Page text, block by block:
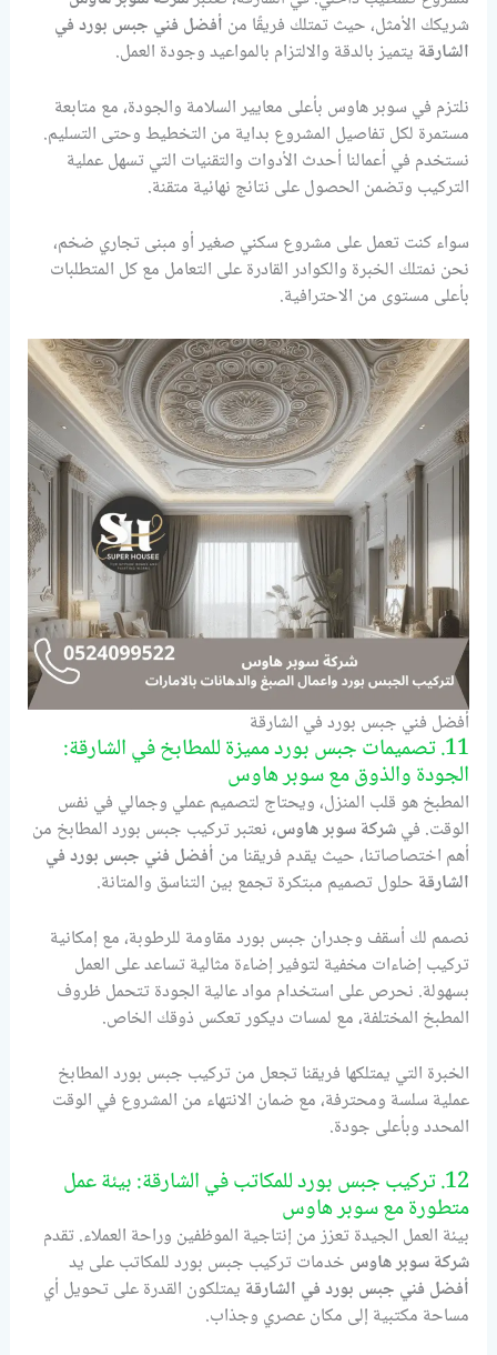
شريكك الأمثل، حيث تمتلك فريقًا من أفضل فني جبس بورد في
الشارقة يتميز بالدقة والالتزام بالمواعيد وجودة العمل.
نلتزم في سوبر هاوس بأعلى معايير السلامة والجودة، مع متابعة
مستمرة لكل تفاصيل المشروع بداية من التخطيط وحتى التسليم.
نستخدم في أعمالنا أحدث الأدوات والتقنيات التي تسهل عملية
التركيب وتضمن الحصول على نتائج نهائية متقنة.
سواء كنت تعمل على مشروع سكني صغير أو مبنى تجاري ضخم،
نحن نمتلك الخبرة والكوادر القادرة على التعامل مع كل المتطلبات
بأعلى مستوى من الاحترافية.
أفضل فني جبس بورد في الشارقة
11. تصميمات جبس بورد مميزة للمطابخ في الشارقة:
الجودة والذوق مع سوبر هاوس
المطبخ هو قلب المنزل، ويحتاج لتصميم عملي وجمالي في نفس
الوقت. فيشركة سوبر هاوس، نعتبر تركيب جبس بورد المطابخ من
أهم اختصاصاتنا، حيث يقدم فريقنا من أفضل فني جبس بورد في
الشارقة حلول تصميم مبتكرة تجمع بين التناسق والمتانة.
نصمم لك أسقف وجدران جبس بورد مقاومة للرطوبة، مع إمكانية
تركيب إضاءات مخفية لتوفير إضاءة مثالية تساعد على العمل
بسهولة. نحرص على استخدام مواد عالية الجودة تتحمل ظروف
المطبخ المختلفة، مع لمسات ديكور تعكس ذوقك الخاص.
الخبرة التي يمتلكها فريقنا تجعل من تركيب جبس بورد المطابخ
عملية سلسة ومحترفة، مع ضمان الانتهاء من المشروع في الوقت
المحدد وبأعلى جودة.
12. تركيب جبس بورد للمكاتب في الشارقة: بيئة عمل
متطورة مع سوبر هاوس
بيئة العمل الجيدة تعزز من إنتاجية الموظفين وراحة العملاء. تقدم
شركة سوبر هاوس خدمات تركيب جبس بورد للمكاتب على يد
أفضل فني جبس بورد في الشارقة يمتلكون القدرة على تحويل أي
مساحة مكتبية إلى مكان عصري وجذاب.